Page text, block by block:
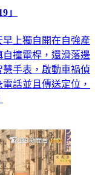
」
上獨自開在自強產
撞電桿，還滑落邊
手表，啟動車禍偵
話並且傳送定位，